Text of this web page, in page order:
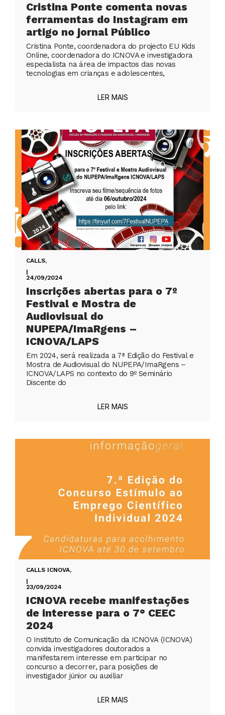
Cristina Ponte comenta novas
ferramentas do Instagram em
artigo no jornal Público
Cristina Ponte, coordenadora do projecto EU Kids
Online, coordenadora do ICNOVA e investigadora
especialista na área de impactos das novas
tecnologias em crianças e adolescentes,
LER MAIS
CALLS,
|
24/09/2024
Inscrições abertas para o 7º
Festival e Mostra de
Audiovisual do
NUPEPA/ImaRgens –
ICNOVA/LAPS
Em 2024, será realizada a 7ª Edição do Festival e
Mostra de Audiovisual do NUPEPA/ImaRgens –
ICNOVA/LAPS no contexto do 9º Seminário
Discente do
LER MAIS
CALLS ICNOVA,
|
23/09/2024
ICNOVA recebe manifestações
de interesse para o 7° CEEC
2024
O Instituto de Comunicação da ICNOVA (ICNOVA)
convida investigadores doutorados a
manifestarem interesse em participar no
concurso a decorrer, para posições de
investigador júnior ou auxiliar
LER MAIS